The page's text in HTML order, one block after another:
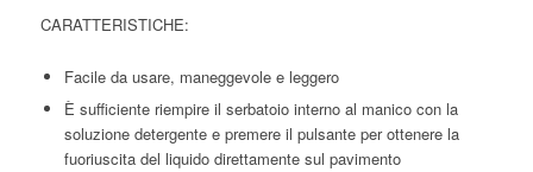
CARATTERISTICHE:
Facile da usare, maneggevole e leggero
È sufficiente riempire il serbatoio interno al manico con la
soluzione detergente e premere il pulsante per ottenere la
fuoriuscita del liquido direttamente sul pavimento